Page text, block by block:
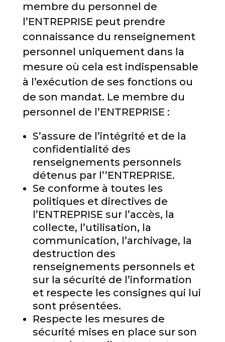
membre du personnel de
l’ENTREPRISE peut prendre
connaissance du renseignement
personnel uniquement dans la
mesure où cela est indispensable
à l’exécution de ses fonctions ou
de son mandat. Le membre du
personnel de l’ENTREPRISE :
S’assure de l’intégrité et de la
confidentialité des
renseignements personnels
détenus par l’’ENTREPRISE.
Se conforme à toutes les
politiques et directives de
l’ENTREPRISE sur l’accès, la
collecte, l’utilisation, la
communication, l’archivage, la
destruction des
renseignements personnels et
sur la sécurité de l’information
et respecte les consignes qui lui
sont présentées.
Respecte les mesures de
sécurité mises en place sur son